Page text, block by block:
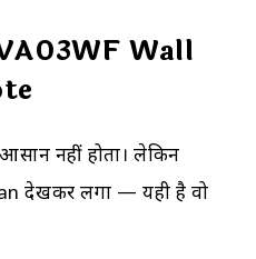
Wall
नहीं होता। लेकिन
देखकर लगा — यही है वो